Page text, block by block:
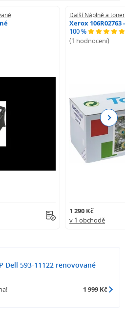
Další Náplně a
Xerox
100 %
(1 hodnocení)
1 290 Kč
v 1 obchodě
Next
Dell 593-11122 renovované
1 999 Kč